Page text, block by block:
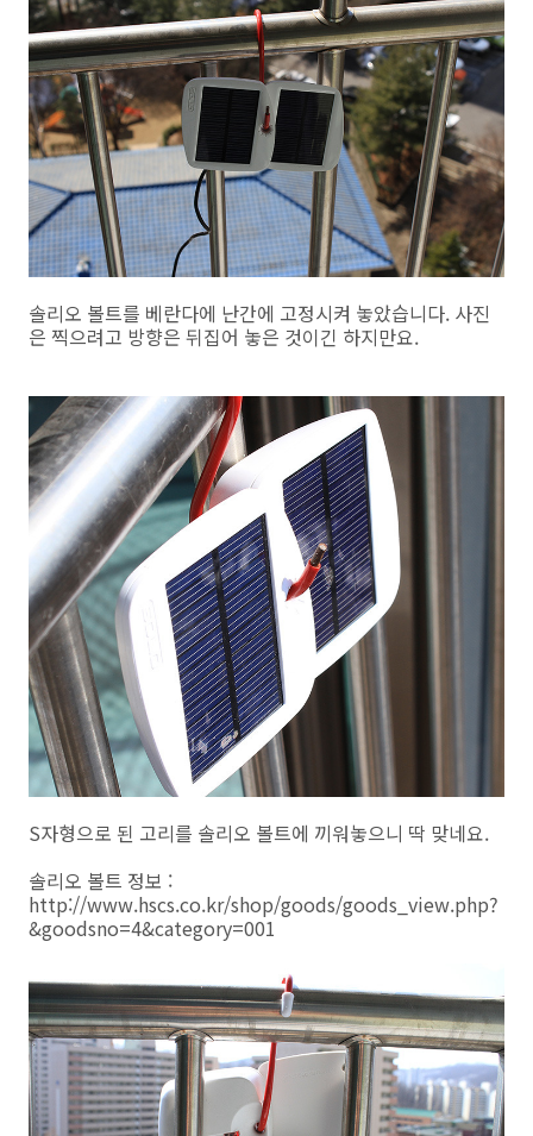
솔리오 볼트를 베란다에 난간에 고정시켜 놓았습니다. 사진
은 찍으려고 방향은 뒤집어 놓은 것이긴 하지만요.
S자형으로 된 고리를 솔리오 볼트에 끼워놓으니 딱 맞네요.
솔리오 볼트 정보 :
http://www.hscs.co.kr/shop/goods/goods_view.php?
&goodsno=4&category=001